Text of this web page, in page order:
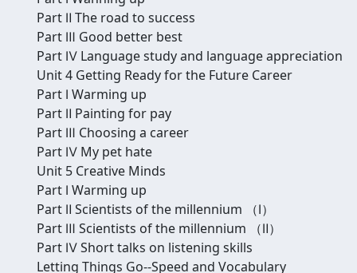
Part Ⅱ The road to success
Part Ⅲ Good better best
Part Ⅳ Language study and language appreciation
Unit 4 Getting Ready for the Future Career
Part Ⅰ Warming up
Part Ⅱ Painting for pay
Part Ⅲ Choosing a career
Part Ⅳ My pet hate
Unit 5 Creative Minds
Part Ⅰ Warming up
Part Ⅱ Scientists of the millennium （Ⅰ）
Part Ⅲ Scientists of the millennium （Ⅱ）
Part Ⅳ Short talks on listening skills
Letting Things Go--Speed and Vocabulary